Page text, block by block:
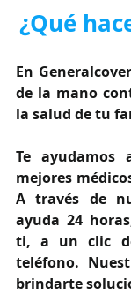
¿Qué
En
de la mano
la salud de tu
Te
mejores
A través de
ayuda 24
ti, a un clic
teléfono.
brindarte